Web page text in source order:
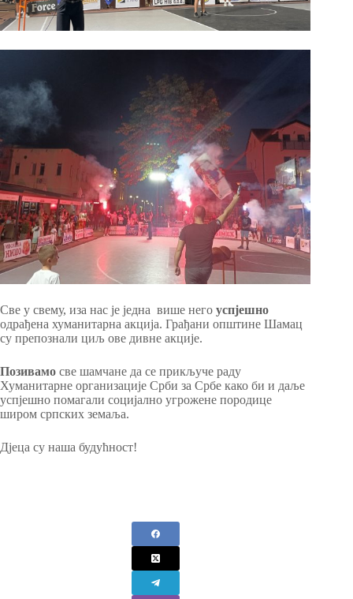
Све у свему, иза нас је једна више него успјешно
одрађена хуманитарна акција. Грађани општине Шамац
су препознали циљ ове дивне акције.
Позивамо све шамчане да се прикључе раду
Хуманитарне организације Срби за Србе како би и даље
успјешно помагали социјално угрожене породице
широм српских земаља.
Дјеца су наша будућност!